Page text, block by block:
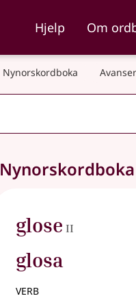
Hjelp Om
Nynorskordboka
Nynorskordboka
glose II
glosa
verb